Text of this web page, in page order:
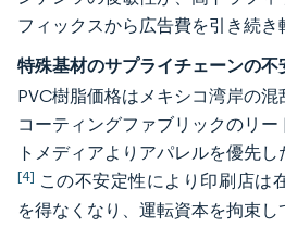
フィックスから広告費を引き続き
特殊基材のサプライチェーンの不
PVC樹脂価格はメキシコ湾岸の混
コーティングファブリックのリ
トメディアよりアパレルを優先し
[4] この不安定性により印刷店は
を得なくなり、運転資本を拘束